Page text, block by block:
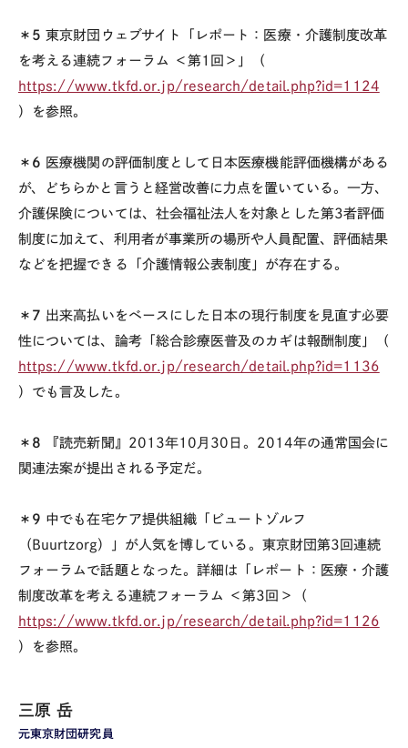
＊5東京財団ウェブサイト「レポート：医療・介護制度改革
を考える連続フォーラム ＜第1回＞」（
https://www.tkfd.or.jp/research/detail.php?id=1124
）を参照。
＊6 医療機関の評価制度として日本医療機能評価機構がある
が、どちらかと言うと経営改善に力点を置いている。一方、
介護保険については、社会福祉法人を対象とした第3者評価
制度に加えて、利用者が事業所の場所や人員配置、評価結果
などを把握できる「介護情報公表制度」が存在する。
＊7 出来高払いをベースにした日本の現行制度を見直す必要
性については、論考「総合診療医普及のカギは報酬制度」（
https://www.tkfd.or.jp/research/detail.php?id=1136
）でも言及した。
＊8
『読売新聞』2013年10月30日。2014年の通常国会に
関連法案が提出される予定だ。
＊9 中でも在宅ケア提供組織「ビュートゾルフ
（Buurtzorg）」が人気を博している。東京財団第3回連続
フォーラムで話題となった。詳細は「レポート：医療・介護
制度改革を考える連続フォーラム ＜第3回＞（
https://www.tkfd.or.jp/research/detail.php?id=1126
）を参照。
元東京財団研究員
三原 岳